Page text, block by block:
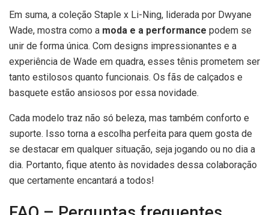
Em suma, a coleção Staple x Li-Ning, liderada por Dwyane
Wade, mostra como a moda e a performance podem se
unir de forma única. Com designs impressionantes e a
experiência de Wade em quadra, esses tênis prometem ser
tanto estilosos quanto funcionais. Os fãs de calçados e
basquete estão ansiosos por essa novidade.
Cada modelo traz não só beleza, mas também conforto e
suporte. Isso torna a escolha perfeita para quem gosta de
se destacar em qualquer situação, seja jogando ou no dia a
dia. Portanto, fique atento às novidades dessa colaboração
que certamente encantará a todos!